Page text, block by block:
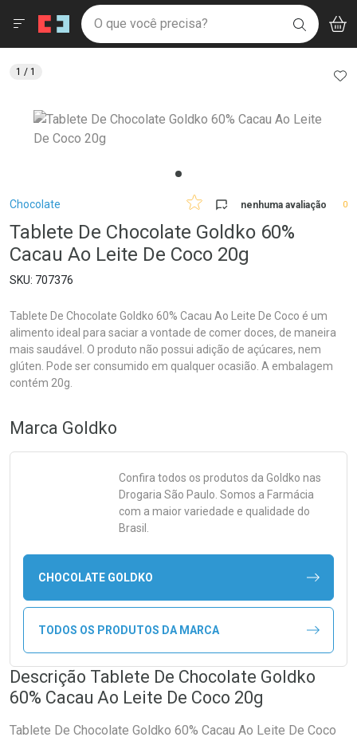
Drogaria São Paulo
Ir direto para a home
pela página
Ir direto para o conteúdo
Ir direto para a busca
Ir direto para a conta
Ir direto para a notificações
Ir direto para o carrinho
Ir direto para o menu
Faça a sua busca
O que você precisa? BUSCAR
Menu
Breadcrumb
Chocolate nenhuma avaliação 0
Tablete De Chocolate Goldko 60%
Cacau Ao Leite De Coco 20g
707376
Tablete De Chocolate Goldko 60% Cacau Ao Leite De Coco é um
alimento ideal para saciar a vontade de comer doces, de maneira
mais saudável. O produto não possui adição de açúcares, nem
glúten. Pode ser consumido em qualquer ocasião. A embalagem
contém 20g.
1 / 1
Marca Goldko
Confira todos os produtos da Goldko nas
Drogaria São Paulo. Somos a Farmácia
com a maior variedade e qualidade do
Brasil.
CHOCOLATE GOLDKO
TODOS OS PRODUTOS DA MARCA
Descrição Tablete De Chocolate Goldko
60% Cacau Ao Leite De Coco 20g
Tablete De Chocolate Goldko 60% Cacau Ao Leite De Coco